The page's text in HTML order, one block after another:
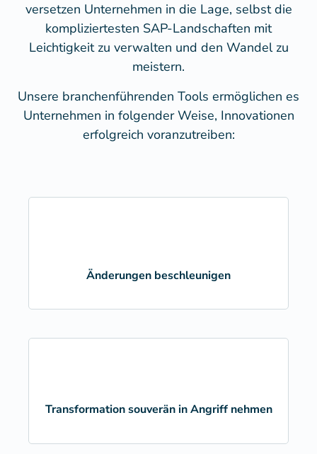
versetzen Unternehmen in die Lage, selbst die
kompliziertesten SAP-Landschaften mit
Leichtigkeit zu verwalten und den Wandel zu
meistern.
Unsere branchenführenden Tools ermöglichen es
Unternehmen in folgender Weise, Innovationen
erfolgreich voranzutreiben:
Änderungen beschleunigen
Transformation souverän in Angriff nehmen